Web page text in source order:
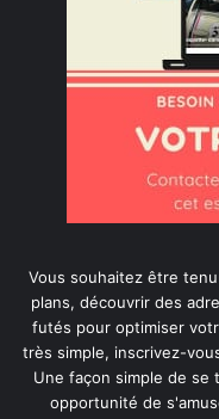
Vous souhaitez être
plans, découvrir des
futés pour optimiser
très simple, inscrivez-
Une façon simple de se
opportunité de